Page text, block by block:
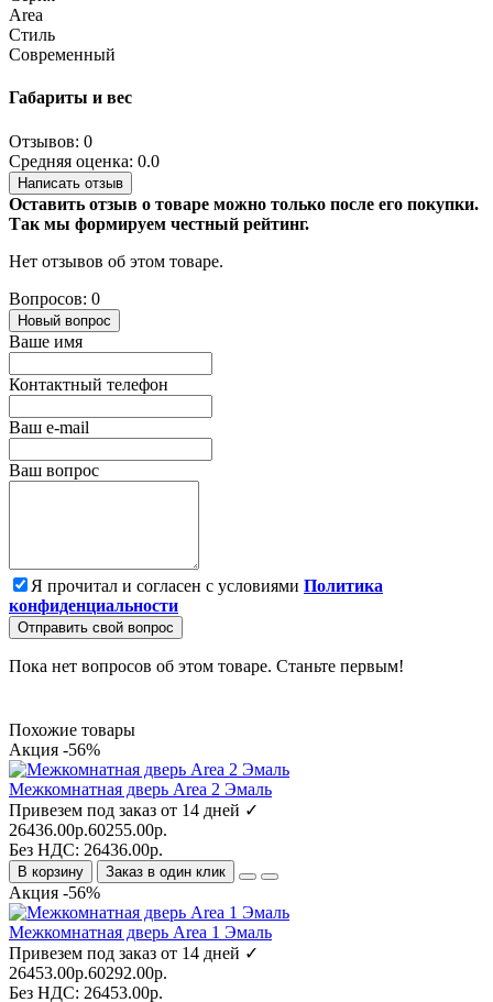
Area
Стиль
Современный
Габариты и вес
Отзывов: 0
Средняя оценка: 0.0
Написать отзыв
Оставить отзыв о товаре можно только после его покупки.
Так мы формируем честный рейтинг.
Нет отзывов об этом товаре.
Вопросов: 0
Новый вопрос
Ваше имя
Контактный телефон
Ваш e-mail
Ваш вопрос
Я прочитал и согласен с условиями Политика
конфиденциальности
Отправить свой вопрос
Пока нет вопросов об этом товаре. Станьте первым!
Похожие товары
Акция -56%
Межкомнатная дверь Area 2 Эмаль
Привезем под заказ от 14 дней ✓
26436.00р.60255.00р.
Без НДС: 26436.00р.
В корзину Заказ в один клик
Акция -56%
Межкомнатная дверь Area 1 Эмаль
Привезем под заказ от 14 дней ✓
26453.00р.60292.00р.
Без НДС: 26453.00р.